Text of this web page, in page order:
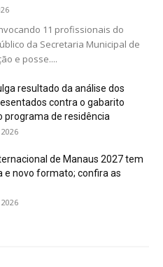
11 profissionais do
da Secretaria Municipal de
e posse....
resultado da análise dos
contra o gabarito
programa de residência
de Manaus 2027 tem
e novo formato; confira as